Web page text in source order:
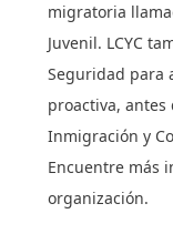
migratoria
Juvenil. LCYC
Seguridad para
proactiva, antes
Inmigración y
Encuentre más
organización.